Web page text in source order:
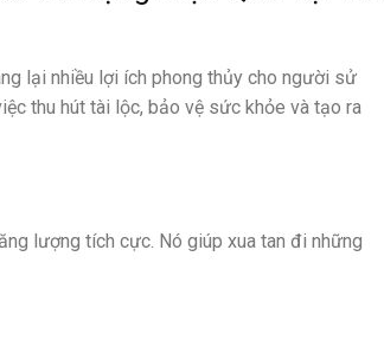
lại nhiều lợi ích phong thủy cho người sử
thu hút tài lộc, bảo vệ sức khỏe và tạo ra
lượng tích cực. Nó giúp xua tan đi những